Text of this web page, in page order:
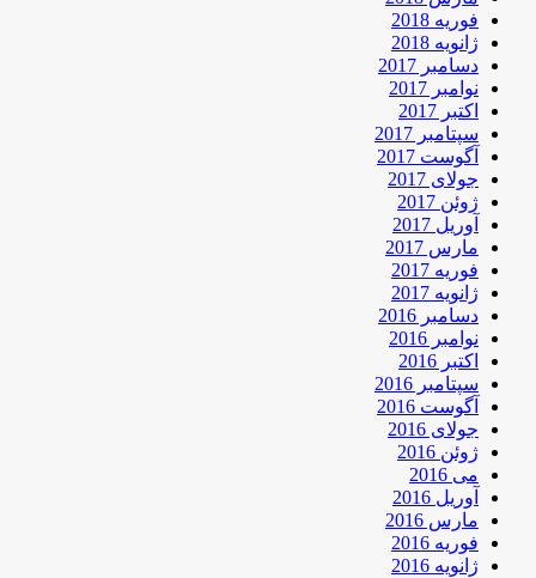
فوریه 2018
ژانویه 2018
دسامبر 2017
نوامبر 2017
اکتبر 2017
سپتامبر 2017
آگوست 2017
جولای 2017
ژوئن 2017
آوریل 2017
مارس 2017
فوریه 2017
ژانویه 2017
دسامبر 2016
نوامبر 2016
اکتبر 2016
سپتامبر 2016
آگوست 2016
جولای 2016
ژوئن 2016
می 2016
آوریل 2016
مارس 2016
فوریه 2016
ژانویه 2016